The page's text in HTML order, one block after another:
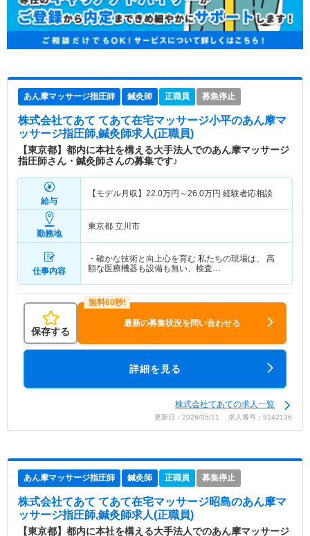
あん摩マッサージ指圧師 鍼灸師 正職員 募集停止
株式会社てあて てあて在宅マッサージ小平のあん摩マ
ッサージ指圧師,鍼灸師求人(正職員)
【東京都】都内に本社を構える大手法人でのあん摩マッサージ
指圧師さん・鍼灸師さんの募集です♪
給与
【モデル月収】 22.0万円～26.0万円 経験者応相談
勤務地
東京都 立川市
仕事内容
・確かな技術と向上心を育む 私たちの現場は、 高
額な医療機器も設備も無い、検査…
保存する
最新の募集状況を問い合わせる
詳細を見る
株式会社てあての求人一覧
更新日：2026/05/11 求人番号：9142136
あん摩マッサージ指圧師 鍼灸師 正職員 募集停止
株式会社てあて てあて在宅マッサージ昭島のあん摩マ
ッサージ指圧師,鍼灸師求人(正職員)
【東京都】都内に本社を構える大手法人でのあん摩マッサージ